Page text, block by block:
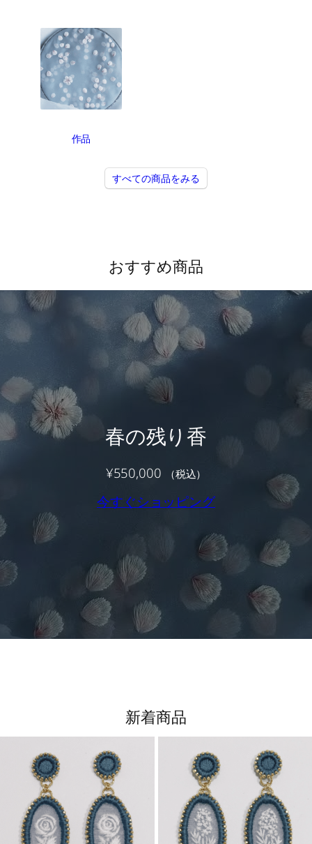
作品
すべての商品をみる
おすすめ商品
春の残り香
¥550,000 （税込）
今すぐショッピング
新着商品